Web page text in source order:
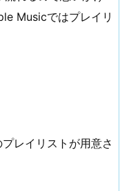
Musicではプレイリ
レイリストが用意さ